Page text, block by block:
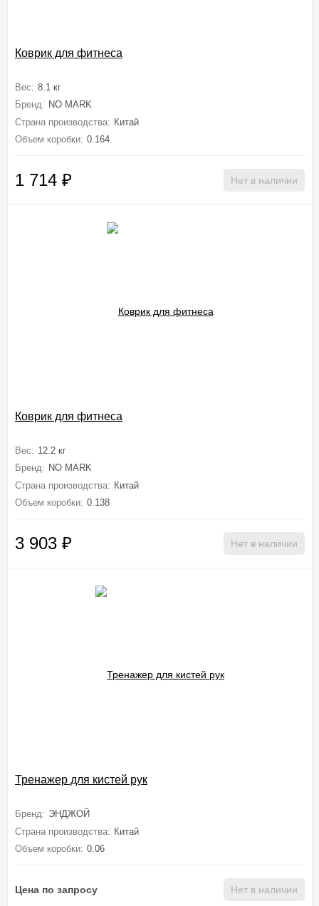
Коврик для фитнеса
Вес: 8.1 кг
Бренд: NO MARK
Страна производства: Китай
Объем коробки: 0.164
1 714 ₽ Нет в наличии
Коврик для фитнеса
Вес: 12.2 кг
Бренд: NO MARK
Страна производства: Китай
Объем коробки: 0.138
3 903 ₽ Нет в наличии
Тренажер для кистей рук
Бренд: ЭНДЖОЙ
Страна производства: Китай
Объем коробки: 0.06
Цена по запросу Нет в наличии